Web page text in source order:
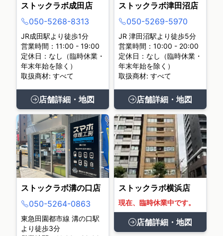
ストックラボ成田店
050-5268-8313
JR成田駅より徒歩1分
営業時間：11:00 - 19:00
定休日：なし（臨時休業・
年末年始を除く）
取扱商材: すべて
店舗詳細・地図
ストックラボ津田沼店
050-5269-5970
JR 津田沼駅より徒歩5分
営業時間：10:00 - 20:00
定休日：なし（臨時休業・
年末年始を除く）
取扱商材: すべて
店舗詳細・地図
ストックラボ溝の口店
050-5264-0863
東急田園都市線 溝の口駅
より徒歩3分
ストックラボ横浜店
現在、臨時休業中です。
店舗詳細・地図